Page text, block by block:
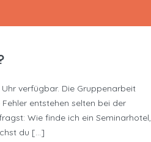
verfügbar. Die Gruppenarbeit
entstehen selten bei der
Wie finde ich ein Seminarhotel,
du […]